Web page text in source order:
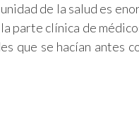
de la salud es
clínica de
que se hacían antes